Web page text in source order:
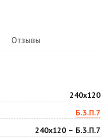
Арабская ночь
Цена по запросу
Отзывы
240х120
Б.3.П.7
240х120 – Б.3.П.7